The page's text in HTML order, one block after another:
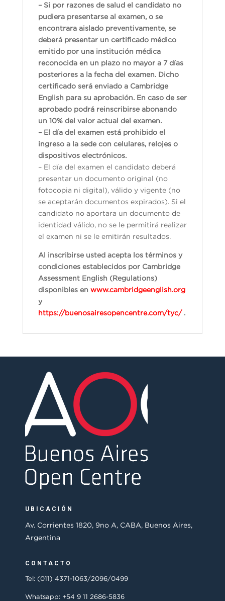
– Si por razones de salud el candidato no
pudiera presentarse al examen, o se
encontrara aislado preventivamente, se
deberá presentar un certificado médico
emitido por una institución médica
reconocida en un plazo no mayor a 7 días
posteriores a la fecha del examen. Dicho
certificado será enviado a Cambridge
English para su aprobación. En caso de ser
aprobado podrá reinscribirse abonando
un 10% del valor actual del examen.
– El día del examen está prohibido el
ingreso a la sede con celulares, relojes o
dispositivos electrónicos.
– El día del examen el candidato deberá
presentar un documento original (no
fotocopia ni digital), válido y vigente (no
se aceptarán documentos expirados). Si el
candidato no aportara un documento de
identidad válido, no se le permitirá realizar
el examen ni se le emitirán resultados.
Al inscribirse usted acepta los términos y
condiciones establecidos por Cambridge
Assessment English (Regulations)
disponibles en www.cambridgeenglish.org
y
https://buenosairesopencentre.com/tyc/.
UBICACIÓN
Av. Corrientes 1820, 9no A, CABA, Buenos Aires,
Argentina
CONTACTO
Tel: (011) 4371-1063/2096/0499
Whatsapp: +54 9 11 2686-5836